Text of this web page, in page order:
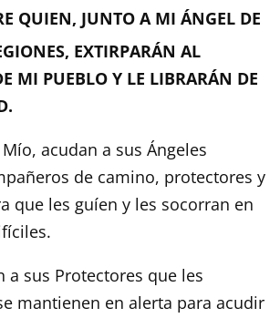
QUIEN, JUNTO A MI ÁNGEL DE
EXTIRPARÁN AL
MI PUEBLO Y LE LIBRARÁN DE
acudan a sus Ángeles
de camino, protectores y
que les guíen y les socorran en
a sus Protectores que les
mantienen en alerta para acudir